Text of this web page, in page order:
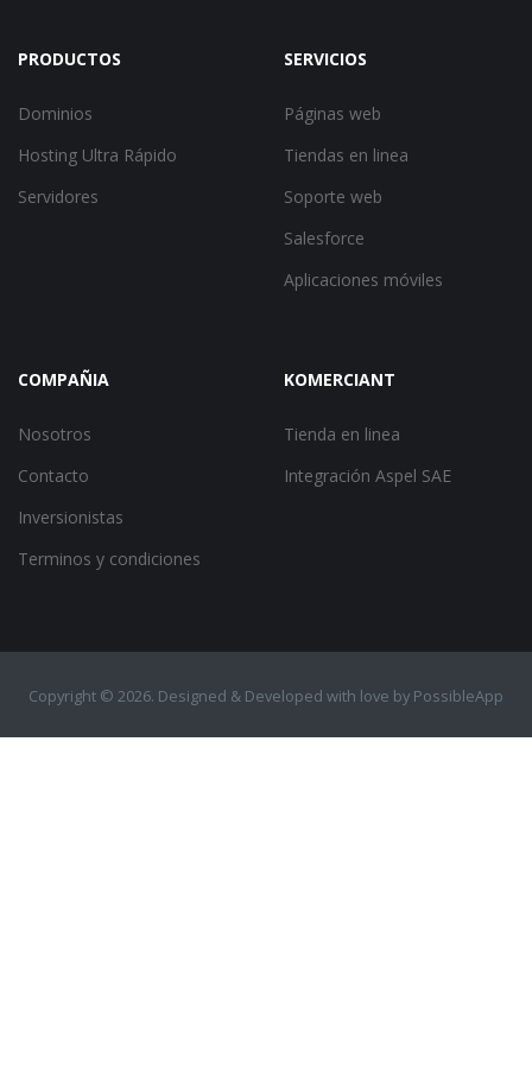
PRODUCTOS
Dominios
Hosting Ultra Rápido
Servidores
SERVICIOS
Páginas web
Tiendas en linea
Soporte web
Salesforce
Aplicaciones móviles
COMPAÑIA
Nosotros
Contacto
Inversionistas
Terminos y condiciones
KOMERCIANT
Tienda en linea
Integración Aspel SAE
Copyright © 2026. Designed & Developed with love by PossibleApp